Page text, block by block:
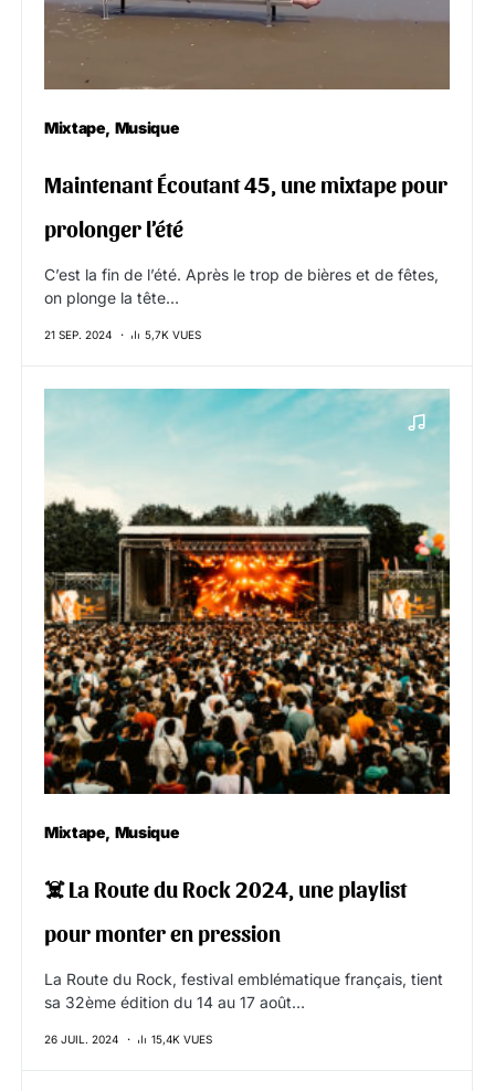
Mixtape Musique
Maintenant Écoutant 45, une mixtape pour
prolonger l’été
C’est la fin de l’été. Après le trop de bières et de fêtes,
on plonge la tête…
21 SEP. 2024 5,7K VUES
Mixtape Musique
‍☠️ La Route du Rock 2024, une playlist
pour monter en pression
La Route du Rock, festival emblématique français, tient
sa 32ème édition du 14 au 17 août…
26 JUIL. 2024 15,4K VUES